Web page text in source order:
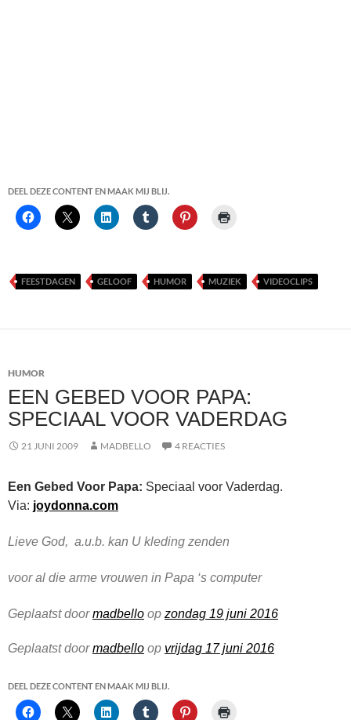
DEEL DEZE CONTENT EN MAAK MIJ BLIJ.
FEESTDAGEN GELOOF HUMOR MUZIEK VIDEOCLIPS
HUMOR
EEN GEBED VOOR PAPA:
SPECIAAL VOOR VADERDAG
21 JUNI 2009 MADBELLO 4 REACTIES
Een Gebed Voor Papa: Speciaal voor Vaderdag.
Via: joydonna.com
Lieve God, a.u.b. kan U kleding zenden
voor al die arme vrouwen in Papa ‘s computer
Geplaatst doormadbello op zondag 19 juni 2016
Geplaatst doormadbello op vrijdag 17 juni 2016
DEEL DEZE CONTENT EN MAAK MIJ BLIJ.